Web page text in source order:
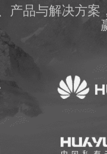
产品与解决方